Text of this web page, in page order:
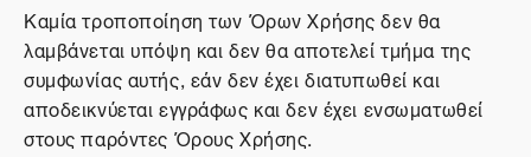
Καμία τροποποίηση των Όρων Χρήσης δεν θα
λαμβάνεται υπόψη και δεν θα αποτελεί τμήμα της
συμφωνίας αυτής, εάν δεν έχει διατυπωθεί και
αποδεικνύεται εγγράφως και δεν έχει ενσωματωθεί
στους παρόντες Όρους Χρήσης.